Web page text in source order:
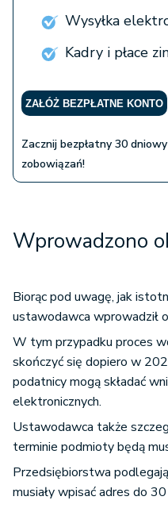
Wysyłka
Kadry i płace
ZAŁÓŻ BEZPŁATNE KONTO
Zacznij bezpłatny 30
zobowiązań!
Wprowadzono
Biorąc pod uwagę, jak
ustawodawca wprowadził
W tym przypadku proces
skończyć się dopiero w
podatnicy mogą składać
elektronicznych.
Ustawodawca także
terminie podmioty będą
Przedsiębiorstwa
musiały wpisać adres do